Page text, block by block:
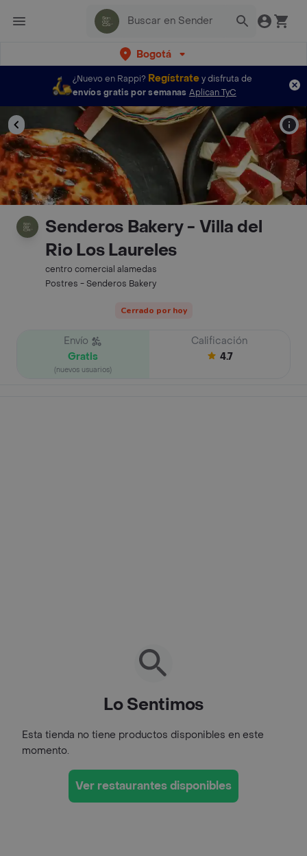
Bogotá
¿Nuevo en Rappi? Regístratey disfruta de
envíos gratis por semanas Aplican TyC
Senderos Bakery - Villa del
Rio Los Laureles
centro comercial alamedas
Postres - Senderos Bakery
Cerrado por hoy
Envío
Gratis
(nuevos usuarios)
Calificación
4.7
Lo Sentimos
Esta tienda no tiene productos disponibles en este
momento.
Ver restaurantes disponibles